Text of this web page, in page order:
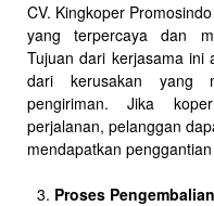
CV. Kingkoper
yang terpercaya dan
Tujuan dari kerjasama ini
dari kerusakan yang
pengiriman. Jika
perjalanan, pelanggan
mendapatkan
Proses